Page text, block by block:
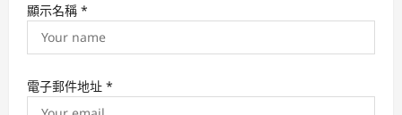
顯示名稱 *
電子郵件地址 *